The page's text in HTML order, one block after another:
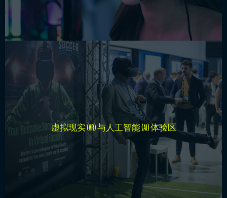
虚拟现实 (VR) 与人工智能 (AI) 体验区ㅤ
你是否曾好奇过在座无虚席的体育场内踢进决胜球是怎样
一种感觉？现在你可以亲身体验了。我们的虚拟现实区域
将让你完全沉浸在360度的全景环境中，去实现自己的足
球梦想。